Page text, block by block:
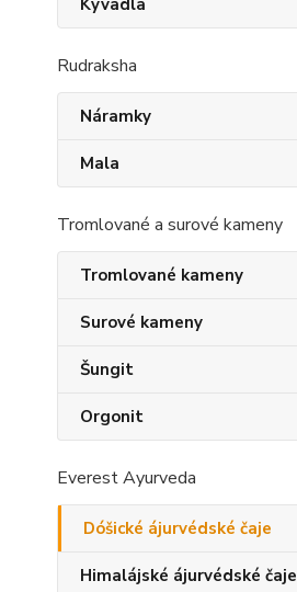
Kyvadla
Rudraksha
Náramky
Mala
Tromlované a surové kameny
Tromlované kameny
Surové kameny
Šungit
Orgonit
Everest Ayurveda
Dóšické ájurvédské čaje
Himalájské ájurvédské čaje